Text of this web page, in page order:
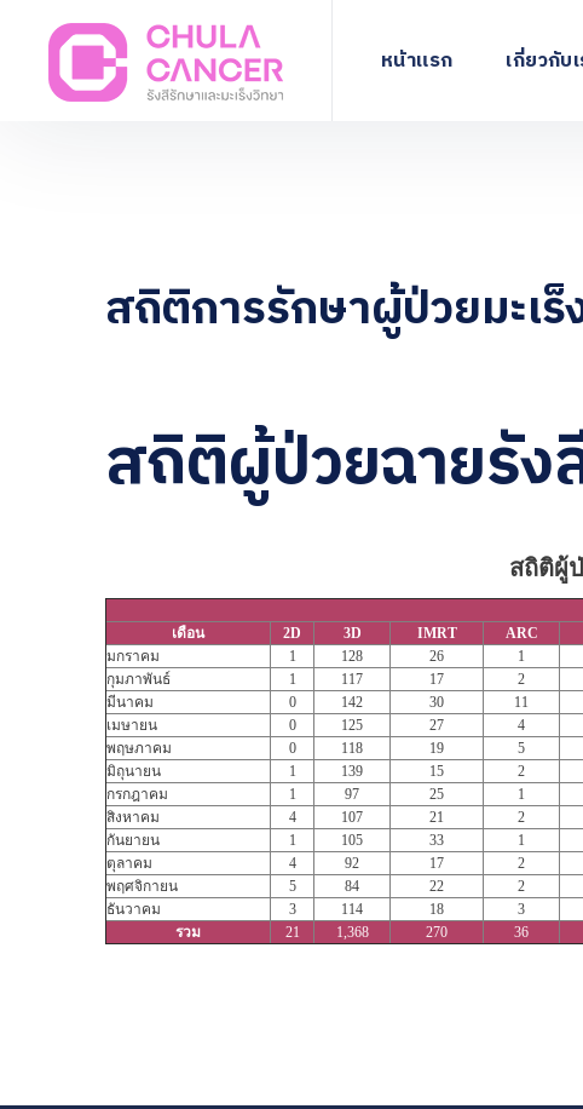
หน้าแรก เกี่ยวกับ
สถิติการรักษาผู้ป่วยมะเร็
สถิติผู้ป่วยฉายรัง
สถิติผู้
เดือน
2D 3D IMRT ARC
มกราคม
1 128 26 1
กุมภาพันธ์
1 117 17 2
มีนาคม
0 142 30 11
เมษายน
0 125 27 4
พฤษภาคม
0 118 19 5
มิถุนายน
1 139 15 2
กรกฎาคม
1 97 25 1
สิงหาคม
4 107 21 2
กันยายน
1 105 33 1
ตุลาคม
4 92 17 2
พฤศจิกายน
5 84 22 2
ธันวาคม
3 114 18 3
รวม
21 1,368 270 36